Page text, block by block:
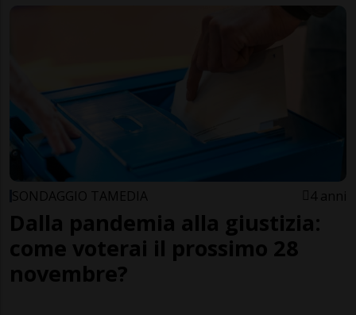
SONDAGGIO TAMEDIA 4 anni
Dalla pandemia alla giustizia:
come voterai il prossimo 28
novembre?